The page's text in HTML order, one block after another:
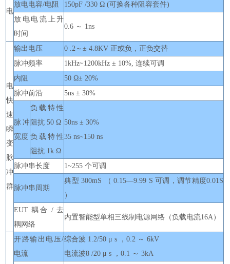
电
放电电容/电阻
150pF /330 Ω (可换各种阻容套件)
放电电流上升
时间
0.6 ～ 1ns
电
快
速
瞬
变
脉
冲
群
输出电压
0 .2～± 4.8KV 正或负，正负交替
脉冲频率
1kHz~1200kHz ± 10%, 连续可调
内阻
50 Ω± 20%
脉冲前沿
5ns ± 30%
脉冲
宽度
负载特性
阻抗 50 Ω
负载特性
阻抗 1k Ω
50ns ± 30%
35 ns~150 ns
脉冲串长度 1~255 个可调
脉冲串周期
典型 300mS （ 0.15—9.99 S 可调，调节精度0.01S
）
EUT 耦合 / 去
耦网络
内置智能型单相三线制电源网络（负载电流16A）
开路输出电压/
电流
综合波 1.2/50 μ s ，0.2 ～ 6kV
电流波8 /20 μ s ，0.1 ～ 3kA